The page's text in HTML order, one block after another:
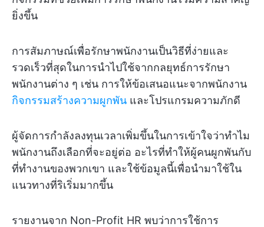
ยิ่งขึ้น
การสัมภาษณ์เพื่อรักษาพนักงานเป็นวิธีที่ง่ายและ
รวดเร็วที่สุดในการนำไปใช้จากกลยุทธ์การรักษา
พนักงานต่าง ๆ เช่น การให้ข้อเสนอแนะจากพนักงาน
กิจกรรมสร้างความผูกพัน และโปรแกรมความภักดี
ผู้จัดการกำลังลงทุนเวลาเพิ่มขึ้นในการเข้าใจว่าทำไม
พนักงานถึงเลือกที่จะอยู่ต่อ อะไรที่ทำให้ผู้คนผูกพันกับ
ที่ทำงานของพวกเขา และใช้ข้อมูลนี้เพื่อนำมาใช้ใน
แนวทางที่ริเริ่มมากขึ้น
รายงานจาก Non-Profit HR พบว่าการใช้การ